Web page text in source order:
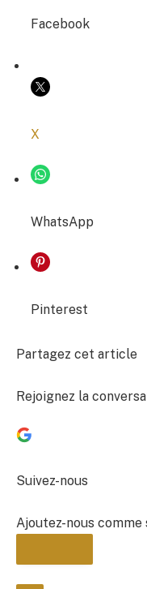
COPIER LE LIEN
Facebook
X
WhatsApp
Pinterest
Partagez cet article
Rejoignez la
Suivez-nous
Ajoutez-nous